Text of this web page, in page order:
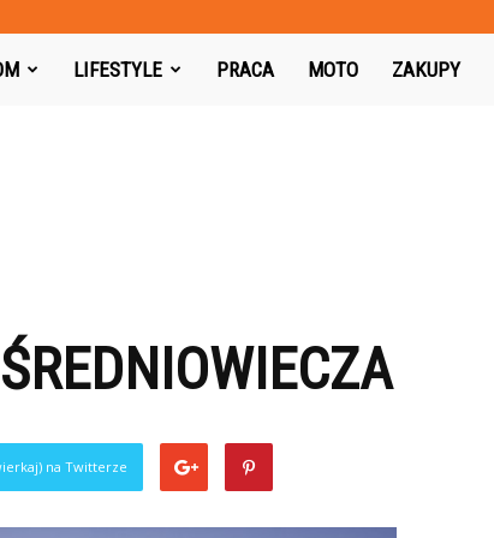
LIFESTYLE PRACA MOTO ZAKUPY
na Twitterze